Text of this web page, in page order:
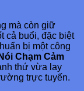
mà còn giữ
cả buổi, đặc biệt
bị một công
Chạm Cảm
thứ vừa lay
trực tuyến.